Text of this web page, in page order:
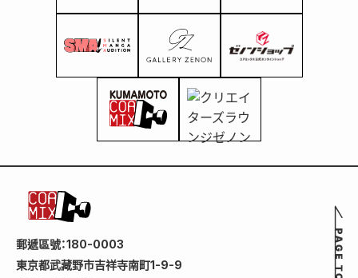
郵遞區號：180-0003
東京都武藏野市吉祥寺南町1-9-9